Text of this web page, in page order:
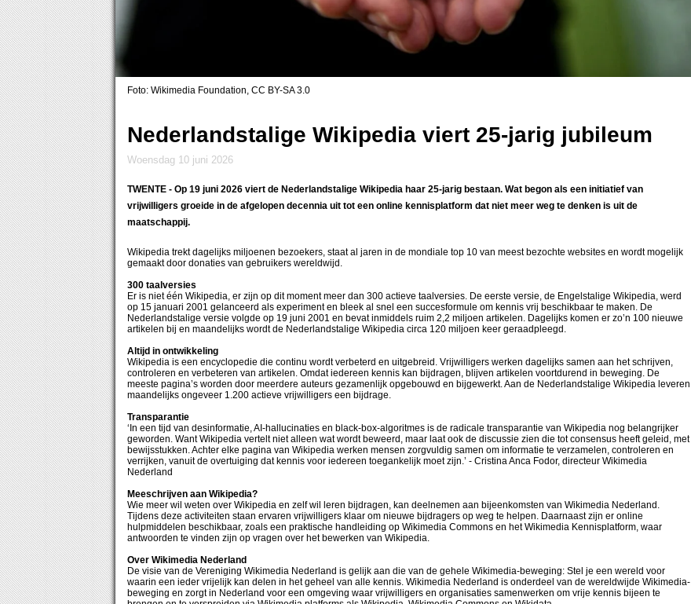
Foto: Wikimedia Foundation, CC BY-SA 3.0
Nederlandstalige Wikipedia viert 25-jarig jubileum
woensdag 10 juni 2026
TWENTE - Op 19 juni 2026 viert de Nederlandstalige Wikipedia haar 25-jarig bestaan. Wat begon als een initiatief van
vrijwilligers groeide in de afgelopen decennia uit tot een online kennisplatform dat niet meer weg te denken is uit de
maatschappij.
Wikipedia trekt dagelijks miljoenen bezoekers, staat al jaren in de mondiale top 10 van meest bezochte websites en wordt mogelijk
gemaakt door donaties van gebruikers wereldwijd.
300 taalversies
Er is niet één Wikipedia, er zijn op dit moment meer dan 300 actieve taalversies. De eerste versie, de Engelstalige Wikipedia, werd
op 15 januari 2001 gelanceerd als experiment en bleek al snel een succesformule om kennis vrij beschikbaar te maken. De
Nederlandstalige versie volgde op 19 juni 2001 en bevat inmiddels ruim 2,2 miljoen artikelen. Dagelijks komen er zo’n 100 nieuwe
artikelen bij en maandelijks wordt de Nederlandstalige Wikipedia circa 120 miljoen keer geraadpleegd.
Altijd in ontwikkeling
Wikipedia is een encyclopedie die continu wordt verbeterd en uitgebreid. Vrijwilligers werken dagelijks samen aan het schrijven,
controleren en verbeteren van artikelen. Omdat iedereen kennis kan bijdragen, blijven artikelen voortdurend in beweging. De
meeste pagina’s worden door meerdere auteurs gezamenlijk opgebouwd en bijgewerkt. Aan de Nederlandstalige Wikipedia leveren
maandelijks ongeveer 1.200 actieve vrijwilligers een bijdrage.
Transparantie
‘In een tijd van desinformatie, AI-hallucinaties en black-box-algoritmes is de radicale transparantie van Wikipedia nog belangrijker
geworden. Want Wikipedia vertelt niet alleen wat wordt beweerd, maar laat ook de discussie zien die tot consensus heeft geleid, met
bewijsstukken. Achter elke pagina van Wikipedia werken mensen zorgvuldig samen om informatie te verzamelen, controleren en
verrijken, vanuit de overtuiging dat kennis voor iedereen toegankelijk moet zijn.’ - Cristina Anca Fodor, directeur Wikimedia
Nederland
Meeschrijven aan Wikipedia?
Wie meer wil weten over Wikipedia en zelf wil leren bijdragen, kan deelnemen aan bijeenkomsten van Wikimedia Nederland.
Tijdens deze activiteiten staan ervaren vrijwilligers klaar om nieuwe bijdragers op weg te helpen. Daarnaast zijn er online
hulpmiddelen beschikbaar, zoals een praktische handleiding op Wikimedia Commons en het Wikimedia Kennisplatform, waar
antwoorden te vinden zijn op vragen over het bewerken van Wikipedia.
Over Wikimedia Nederland
De visie van de Vereniging Wikimedia Nederland is gelijk aan die van de gehele Wikimedia-beweging: Stel je een wereld voor
waarin een ieder vrijelijk kan delen in het geheel van alle kennis. Wikimedia Nederland is onderdeel van de wereldwijde Wikimedia-
beweging en zorgt in Nederland voor een omgeving waar vrijwilligers en organisaties samenwerken om vrije kennis bijeen te